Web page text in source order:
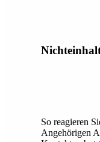
So reagieren
Angehörigen